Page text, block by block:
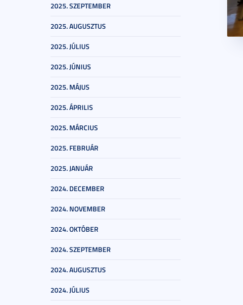
2025. SZEPTEMBER
2025. AUGUSZTUS
2025. JÚLIUS
2025. JÚNIUS
2025. MÁJUS
2025. ÁPRILIS
2025. MÁRCIUS
2025. FEBRUÁR
2025. JANUÁR
2024. DECEMBER
2024. NOVEMBER
2024. OKTÓBER
2024. SZEPTEMBER
2024. AUGUSZTUS
2024. JÚLIUS